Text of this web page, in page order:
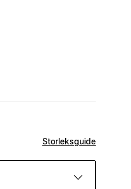
Storleksguide